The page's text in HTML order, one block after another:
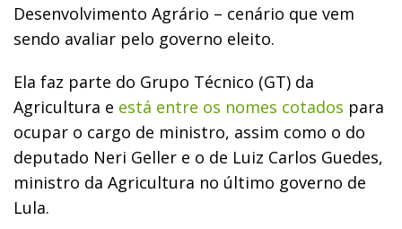
Desenvolvimento Agrário – cenário que vem
sendo avaliar pelo governo eleito.
Ela faz parte do Grupo Técnico (GT) da
Agricultura e está entre os nomes cotados para
ocupar o cargo de ministro, assim como o do
deputado Neri Geller e o de Luiz Carlos Guedes,
ministro da Agricultura no último governo de
Lula.